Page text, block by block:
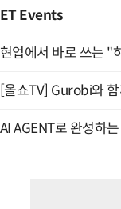
ET Events
현업에서 바로 쓰는 "
[올쇼TV] Gurobi와
AI AGENT로 완성하